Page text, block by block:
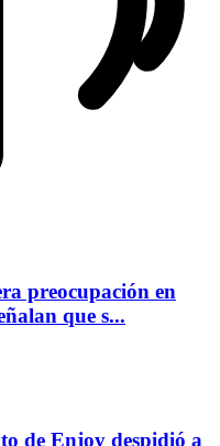
preocupación en
que s...
de Enjoy despidió a